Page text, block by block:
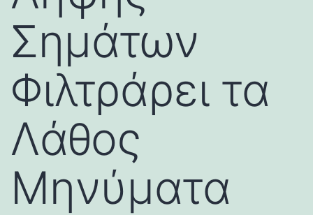
Σημάτων
Φιλτράρει τα
Λάθος
Μηνύματα